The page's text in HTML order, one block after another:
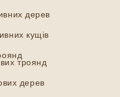
дерев
кущів
троянд
дерев